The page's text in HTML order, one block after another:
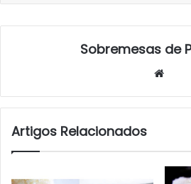
Sobremesas de
Artigos Relacionados